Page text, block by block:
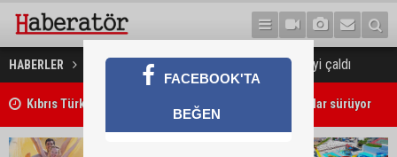
HABERLER GÜNDEM Bahşiş kutusundaki 60 bin TL’yi çaldı
Kıbrıs Türk Üniversite Öğrencileri Kongresi için kayıtlar sürüyor
FACEBOOK'TA
BEĞEN